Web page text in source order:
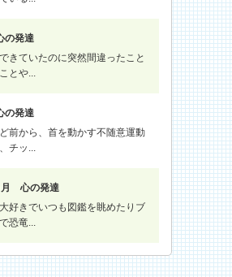
の発達
きていたのに突然間違ったこと
とや...
の発達
前から、首を動かす不随意運動
チッ...
心の発達
好きでいつも図鑑を眺めたりブ
恐竜...